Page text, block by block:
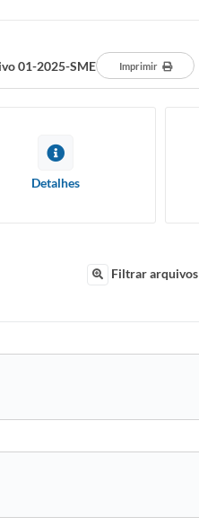
01-2025-SME Imprimir
Detalhes
Filtrar arquivos